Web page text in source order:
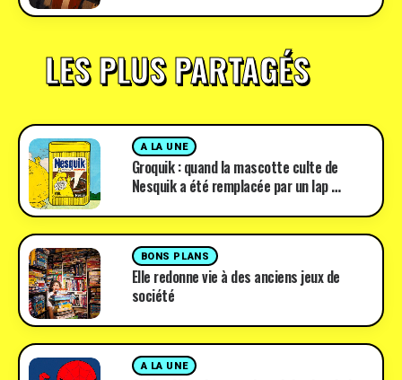
LES PLUS PARTAGÉS
A LA UNE
Groquik : quand la mascotte culte de
Nesquik a été remplacée par un lap …
BONS PLANS
Elle redonne vie à des anciens jeux de
société
A LA UNE